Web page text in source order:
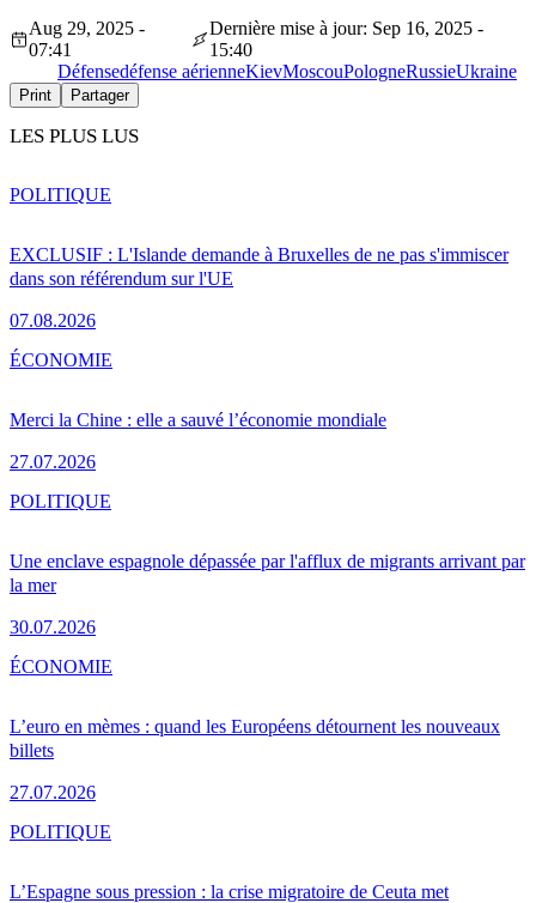
Aug 29, 2025 -
07:41
Dernière mise à jour: Sep 16, 2025 -
15:40
Défensedéfense aérienneKievMoscouPologneRussieUkraine
Print Partager
LES PLUS LUS
EXCLUSIF : L'Islande demande à Bruxelles de ne pas s'immiscer
dans son référendum sur l'UE
07.08.2026
POLITIQUE
Merci la Chine : elle a sauvé l’économie mondiale
27.07.2026
ÉCONOMIE
Une enclave espagnole dépassée par l'afflux de migrants arrivant par
la mer
30.07.2026
POLITIQUE
L’euro en mèmes : quand les Européens détournent les nouveaux
billets
27.07.2026
ÉCONOMIE
L’Espagne sous pression : la crise migratoire de Ceuta met
POLITIQUE